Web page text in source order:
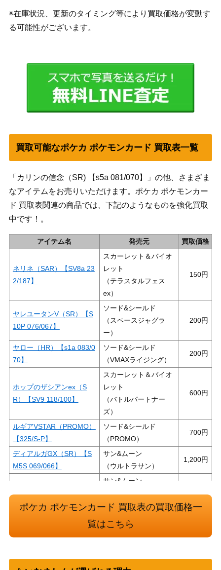
※在庫状況、更新のタイミング等により買取価格が変動す
る可能性がございます。
買取可能なポケカ ポケモンカード 買取表一覧
「カリンの信念（SR) 【s5a 081/070】」の他、さまざま
なアイテムをお売りいただけます。ポケカ ポケモンカー
ド 買取表関連の商品では、下記のようなものを強化買取
中です！。
アイテム名 発売元 買取価格
ネリネ（SAR）【SV8a 23
2/187】
スカーレット＆バイオ
レット
（テラスタルフェス
ex）
150
ヤレユータンV（SR）【S
10P 076/067】
ソード&シールド
（スペースジャグラ
ー）
200
ヤロー（HR）【s1a 083/0
70】
ソード&シールド
（VMAXライジング）
200
ホップのザシアンex（S
R）【SV9 118/100】
スカーレット＆バイオ
レット
（バトルパートナー
ズ）
600
ルギアVSTAR（PROMO）
【325/S-P】
ソード&シールド
（PROMO）
700
ディアルガGX（SR）【S
M5S 069/066】
サン&ムーン
（ウルトラサン）
1,200
サン&ムーン
（強化拡張パック サン
&ムーン）
ふしぎなアメ（UR）【SV
1V 107/078】
スカーレット＆バイオ
マーマネ（SR）【SM2+ 0
サン＆ムーン
ポケカ ポケモンカード 買取表の買取価格一
覧はこちら